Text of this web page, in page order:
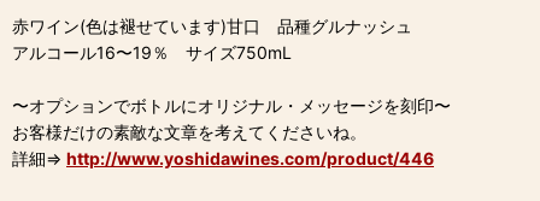
赤ワイン(色は褪せています)甘口 品種グルナッシュ
アルコール16〜19％ サイズ750mL
〜オプションでボトルにオリジナル・メッセージを刻印〜
お客様だけの素敵な文章を考えてくださいね。
詳細⇒ http://www.yoshidawines.com/product/446